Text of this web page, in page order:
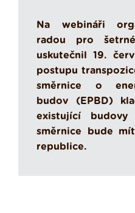
Na webináři
radou pro
uskutečnil 19.
postupu
směrnice o
budov (EPBD)
existující
směrnice bude
republice.